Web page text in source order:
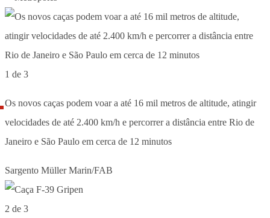
1 de 3
Os novos caças podem voar a até 16 mil metros de altitude, atingir
velocidades de até 2.400 km/h e percorrer a distância entre Rio de
Janeiro e São Paulo em cerca de 12 minutos
Sargento Müller Marin/FAB
2 de 3